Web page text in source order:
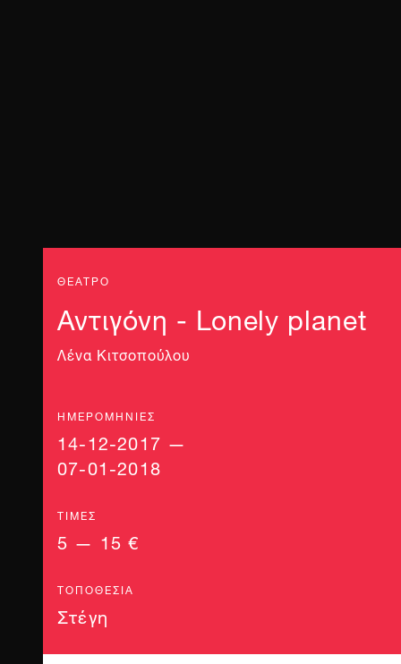
ΘΕΑΤΡΟ
Αντιγόνη - Lonely planet
Λένα Κιτσοπούλου
ΗΜΕΡΟΜΗΝΊΕΣ
14-12-2017 —
07-01-2018
ΤΙΜΈΣ
5 — 15 €
ΤΟΠΟΘΕΣΊΑ
Στέγη